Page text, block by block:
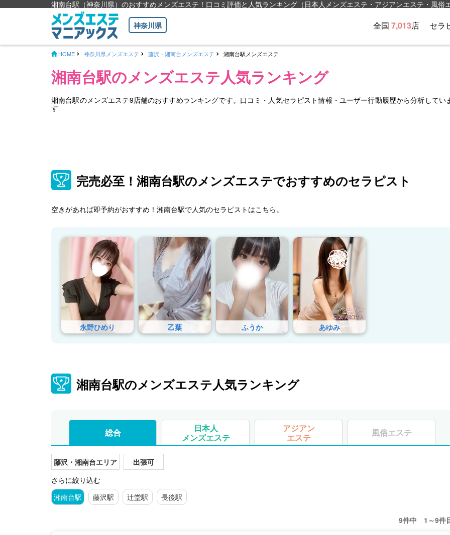
湘南台駅（神奈川県）のおすすめメンズエステ！口コミ評価と人気ランキング（日本人メンズエステ・アジアンエステ・風俗
神奈川県 全国 7,013店 セラ
HOME 神奈川県メンズエステ 藤沢・湘南台メンズエステ 湘南台駅メンズエステ
湘南台駅のメンズエステ人気ランキング
湘南台駅のメンズエステ9店舗のおすすめランキングです。口コミ・人気セラピスト情報・ユーザー行動履歴から分析してい
す
完売必至！湘南台駅のメンズエステでおすすめのセラピスト
空きがあれば即予約がおすすめ！湘南台駅で人気のセラピストはこちら。
永野ひめり 乙葉 ふうか あゆみ
湘南台駅のメンズエステ人気ランキング
総合
日本人
メンズエステ
アジアン
エステ
風俗エステ
藤沢・湘南台エリア
出張可
さらに絞り込む
湘南台駅
藤沢駅 辻堂駅 長後駅
9件中 1～9件